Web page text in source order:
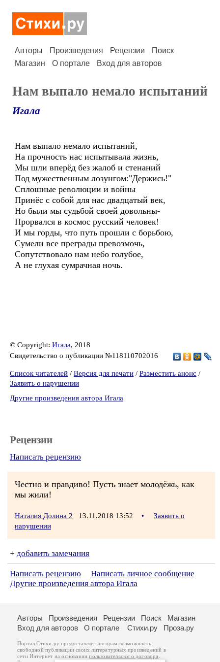
Авторы Произведения Рецензии
Поиск
Магазин
О портале Вход для авторов
Нам выпало немало испытаний
Игала
Нам выпало немало испытаний,
На прочность нас испытывала жизнь,
Мы шли вперёд без жалоб и стенаний
Под мужественным лозунгом:"Держись!"
Сплошные революции и войны
Принёс с собой для нас двадцатый век,
Но были мы судьбой своей довольны-
Прорвался в космос русский человек!
И мы горды, что путь прошли с борьбою,
Сумели все преграды превозмочь,
Сопутствовало нам небо голубое,
А не глухая сумрачная ночь.
© Copyright: Игала, 2018
Свидетельство о публикации №118110702016
Список читателей / Версия для печати / Разместить анонс /
Заявить о нарушении
Другие произведения автора Игала
Рецензии
Написать рецензию
Честно и правдиво! Пусть знает молодёжь, как
мы жили!
Наталия Долина 2 13.11.2018 13:52 •
Заявить о
нарушении
+ добавить замечания
Написать рецензию
Написать личное сообщение
Другие произведения автора Игала
Авторы Произведения Рецензии Поиск
Магазин
Вход для авторов
О портале Стихи.ру Проза.ру
Портал Стихи.ру предоставляет авторам возможность
свободной публикации своих литературных произведений в
сети Интернет на основаниипользовательского договора